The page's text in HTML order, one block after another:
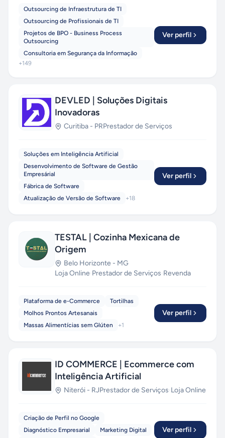
com tecnologias de ponta —
Laravel, Python e Cloud Computing
mantemos parcerias com empresas em todo o
Brasil, oferecendo orçamentos transparentes,
prazos enxutos e relacionamento próximo. Da
acelerar seu próximo projeto com IA aplicada de
verdade.Orçamento gratuito e sem
Outsourcing de Infraestrutura de TI
Outsourcing de Profissionais de TI
Projetos de BPO - Business Process
Outsourcing
Consultoria em Segurança da Informação
+149
Ver perfil
DEVLED | Soluções Digitais
Inovadoras
Curitiba - PRPrestador de Serviços
Soluções em Inteligência Artificial
Desenvolvimento de Software de Gestão
Empresárial
Fábrica de Software
Atualização de Versão de Software
+18
Ver perfil
TESTAL | Cozinha Mexicana de
Origem
Belo Horizonte - MG
Loja Online·Prestador de Serviços·Revenda
Plataforma de e-Commerce
Tortilhas
Molhos Prontos Artesanais
Massas Alimentícias sem Glúten
+1
Ver perfil
ID COMMERCE | Ecommerce com
Inteligência Artificial
Niterói - RJPrestador de Serviços·Loja Online
Criação de Perfil no Google
Diagnóstico Empresarial
Marketing Digital
Ver perfil